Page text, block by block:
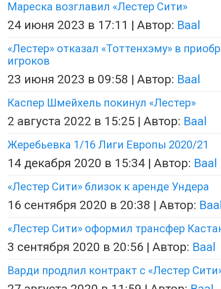
Мареска возглавил «Лестер Сити»
24 июня 2023 в 17:11 | Автор: Baal
«Лестер» отказал «Тоттенхэму» в
игроков
23 июня 2023 в 09:58 | Автор: Baal
Каспер Шмейхель покинул «Лестер»
2 августа 2022 в 15:25 | Автор: Baal
Жеребьевка 1/16 Лиги Европы 2020/21
14 декабря 2020 в 15:34 | Автор: Baal
«Лестер Сити» близок к аренде Ундера
16 сентября 2020 в 20:38 | Автор:
«Лестер Сити» оформил трансфер
3 сентября 2020 в 20:56 | Автор: Baal
Варди продлил контракт с «Лестер